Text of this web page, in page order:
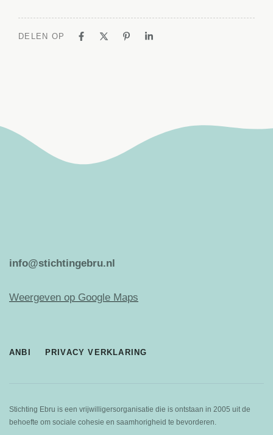
DELEN OP
info@stichtingebru.nl
Weergeven op Google Maps
ANBI PRIVACY VERKLARING
Stichting Ebru is een vrijwilligersorganisatie die is ontstaan in 2005 uit de
behoefte om sociale cohesie en saamhorigheid te bevorderen.